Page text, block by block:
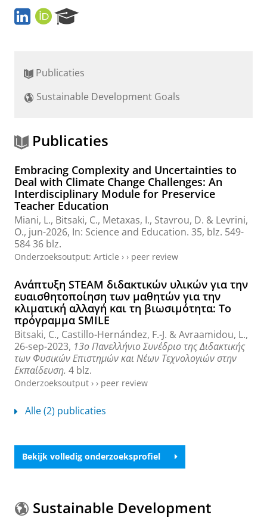
L
i
d
n
O
R
r
h
t
l
Publicaties
Sustainable Development Goals
Publicaties
Embracing Complexity and Uncertainties to
Deal with Climate Change Challenges: An
Interdisciplinary Module for Preservice
Teacher Education
Miani, L., Bitsaki, C., Metaxas, I., Stavrou, D. & Levrini,
O., jun-2026, In: Science and Education. 35, blz. 549-
58436 blz.
Onderzoeksoutput: Article › › peer review
Ανάπτυξη STEAM διδακτικών υλικών για την
ευαισθητοποίηση των μαθητών για την
κλιματική αλλαγή και τη βιωσιμότητα: Το
πρόγραμμα SMILE
Bitsaki, C., Castillo-Hernández, F.-J. &Avraamidou, L.,
26-sep-2023, 13o Πανελλήνιο Συνέδριο της Διδακτικής
των Φυσικών Επιστημών και Νέων Τεχνολογιών στην
Εκπαίδευση. 4 blz.
Onderzoeksoutput › › peer review
Alle (2) publicaties
Bekijk volledig onderzoeksprofiel
Sustainable Development